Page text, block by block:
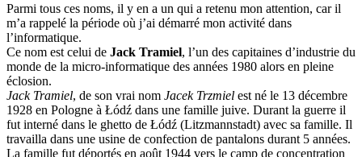
Parmi tous ces noms, il y en a un qui a retenu mon attention, car il
m’a rappelé la période où j’ai démarré mon activité dans
l’informatique.
Ce nom est celui de Jack Tramiel, l’un des capitaines d’industrie du
monde de la micro-informatique des années 1980 alors en pleine
éclosion.
Jack Tramiel, de son vrai nom Jacek Trzmiel est né le 13 décembre
1928 en Pologne à Łódź dans une famille juive. Durant la guerre il
fut interné dans le ghetto de Łódź (Litzmannstadt) avec sa famille. Il
travailla dans une usine de confection de pantalons durant 5 années.
La famille fut déportés en août 1944 vers le camp de concentration